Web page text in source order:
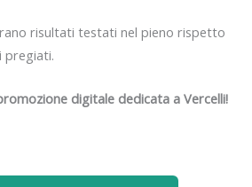
risultati testati nel pieno rispetto
pregiati.
digitale dedicata a Vercelli!